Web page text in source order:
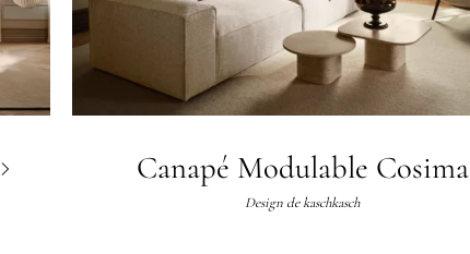
Canapé Modulable Cosima
Design dekaschkasch